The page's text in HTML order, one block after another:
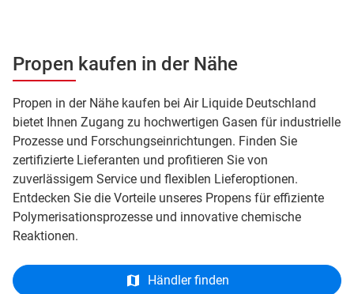
Propen kaufen in der Nähe
Propen in der Nähe kaufen bei Air Liquide Deutschland
bietet Ihnen Zugang zu hochwertigen Gasen für industrielle
Prozesse und Forschungseinrichtungen. Finden Sie
zertifizierte Lieferanten und profitieren Sie von
zuverlässigem Service und flexiblen Lieferoptionen.
Entdecken Sie die Vorteile unseres Propens für effiziente
Polymerisationsprozesse und innovative chemische
Reaktionen.
Händler finden